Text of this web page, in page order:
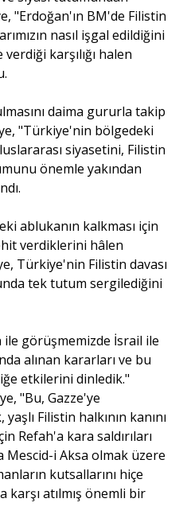
"Erdoğan'ın BM'de Filistin
nasıl işgal edildiğini
karşılığı halen
daima gururla takip
"Türkiye'nin bölgedeki
siyasetini, Filistin
önemle yakından
ablukanın kalkması için
verdiklerini hâlen
Türkiye'nin Filistin davası
tek tutum sergilediğini
ile görüşmemizde İsrail ile
alınan kararları ve bu
etkilerini dinledik."
"Bu, Gazze'ye
yaşlı Filistin halkının kanını
Refah'a kara saldırıları
i Aksa olmak üzere
kutsallarını hiçe
atılmış önemli bir